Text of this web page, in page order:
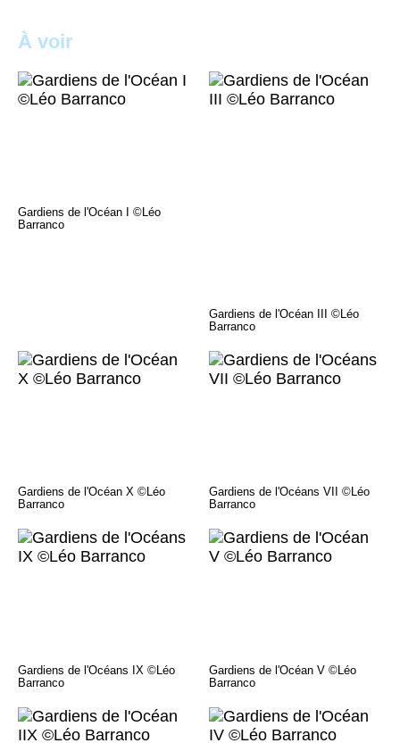
À voir
Gardiens de l'Océan I ©Léo
Barranco
Gardiens de l'Océan III ©Léo
Barranco
Gardiens de l'Océan X ©Léo
Barranco
Gardiens de l'Océans VII ©Léo
Barranco
Gardiens de l'Océans IX ©Léo
Barranco
Gardiens de l'Océan V ©Léo
Barranco